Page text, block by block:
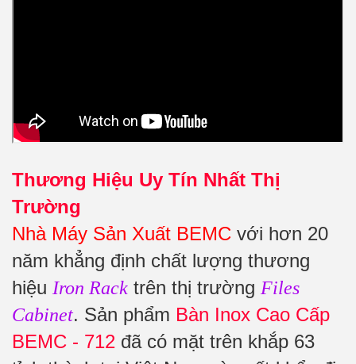
Thương Hiệu Uy Tín Nhất Thị
Trường
Nhà Máy Sản Xuất BEMC với hơn 20
năm khẳng định chất lượng thương
hiệu Iron Rack trên thị trường Files
Cabinet. Sản phẩm Bàn Inox Cao Cấp
BEMC - 712 đã có mặt trên khắp 63